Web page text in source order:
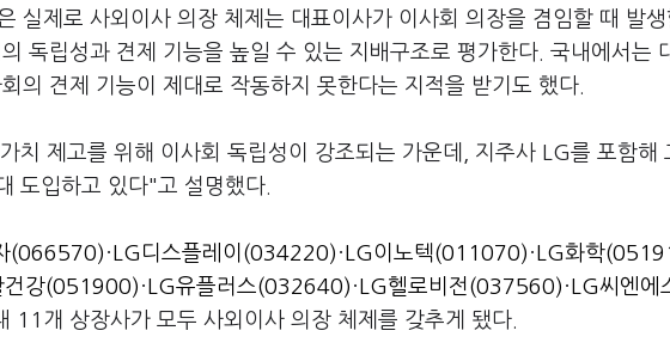
실제로 사외이사 의장 체제는 대표이사가 이사회 의장을 겸임할 때 발생
독립성과 견제 기능을 높일 수 있는 지배구조로 평가한다. 국내에서는
의 견제 기능이 제대로 작동하지 못한다는 지적을 받기도 했다.
치 제고를 위해 이사회 독립성이 강조되는 가운데, 지주사 LG를 포함해
도입하고 있다"고 설명했다.
(066570) · LG디스플레이(034220) · LG이노텍(011070) · LG화학
건강(051900) · LG유플러스(032640) · LG헬로비전(037560) ·
LG씨엔
11개 상장사가 모두 사외이사 의장 체제를 갖추게 됐다.